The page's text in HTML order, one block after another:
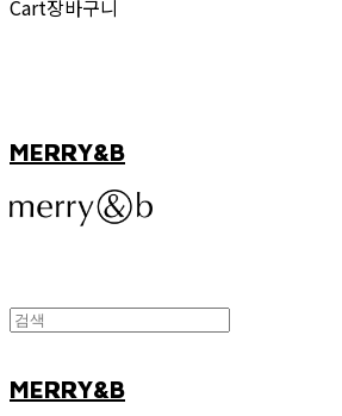
Cart장바구니
MERRY&B
MERRY&B